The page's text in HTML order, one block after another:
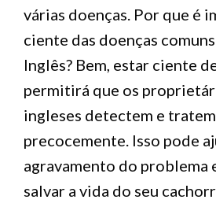
várias doenças. Por que é
ciente das doenças
Inglês? Bem, estar ciente
permitirá que os
ingleses detectem e
precocemente. Isso pode
agravamento do problema
salvar a vida do seu